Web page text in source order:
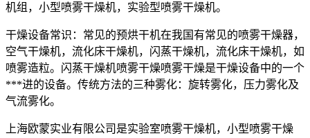
机组，小型喷雾干燥机，实验型喷雾干燥机。
干燥设备常识：常见的预烘干机在我国有常见的喷雾干燥器，
空气干燥机，流化床干燥机，闪蒸干燥机，流化床干燥机，如
喷雾造粒。闪蒸干燥机喷雾干燥喷雾干燥是干燥设备中的一个
***进的设备。传统方法的三种雾化：旋转雾化，压力雾化及
气流雾化。
上海欧蒙实业有限公司是实验室喷雾干燥机，小型喷雾干燥